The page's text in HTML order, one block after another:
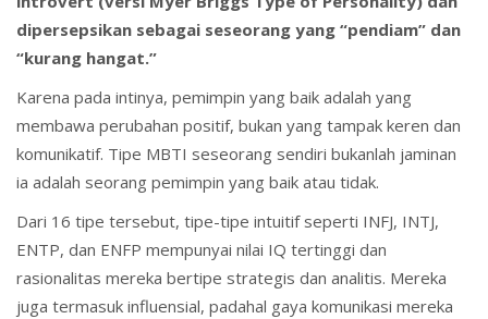
dipersepsikan sebagai seseorang yang “pendiam” dan
“kurang hangat.”
Karena pada intinya, pemimpin yang baik adalah yang
membawa perubahan positif, bukan yang tampak keren dan
komunikatif. Tipe MBTI seseorang sendiri bukanlah jaminan
ia adalah seorang pemimpin yang baik atau tidak.
Dari 16 tipe tersebut, tipe-tipe intuitif seperti INFJ, INTJ,
ENTP, dan ENFP mempunyai nilai IQ tertinggi dan
rasionalitas mereka bertipe strategis dan analitis. Mereka
juga termasuk influensial, padahal gaya komunikasi mereka